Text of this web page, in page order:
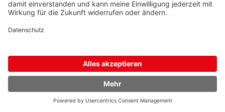
Mindestabnahme
1 Packung
Lieferbar in 3-5 Tagen
In den Warenkorb